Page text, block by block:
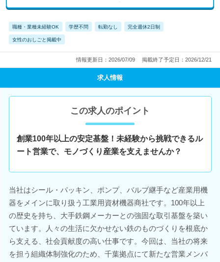
職種・業種未経験OK 学歴不問 転勤なし 完全週休2日制
女性のおしごと掲載中
情報更新日：2026/07/09 掲載終了予定日：2026/12/21
求人情報
この求人のポイント
創業100年以上の安定基盤！未経験から挑戦できるル
ート営業で、モノづくり産業を支えませんか？
当社はシール・パッキン、ポンプ、バルブ継手など産業用機
器をメインに取り扱う工業用資材機器商社です。100年以上
の歴史を持ち、大手鉄鋼メーカーとの強固な取引基盤を築い
ています。人々の生活に欠かせない鉄のものづくりを根底か
ら支える、社会貢献度の高い仕事です。今回は、当社の将来
を担う組織体制強化のため、千葉拠点にて新たな営業メンバ